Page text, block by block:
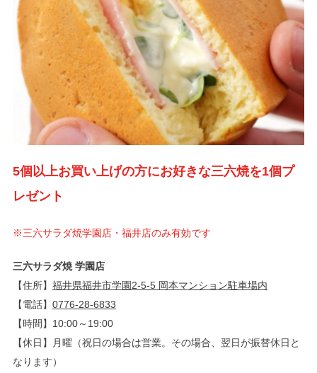
5個以上お買い上げの方にお好きな三六焼を1個プ
レゼント
※三六サラダ焼学園店・福井店のみ有効です
三六サラダ焼 学園店
【住所】 福井県福井市学園2-5-5 岡本マンション駐車場内
【電話】 0776-28-6833
【時間】10:00～19:00
【休日】月曜（祝日の場合は営業。その場合、翌日が振替休日と
なります）